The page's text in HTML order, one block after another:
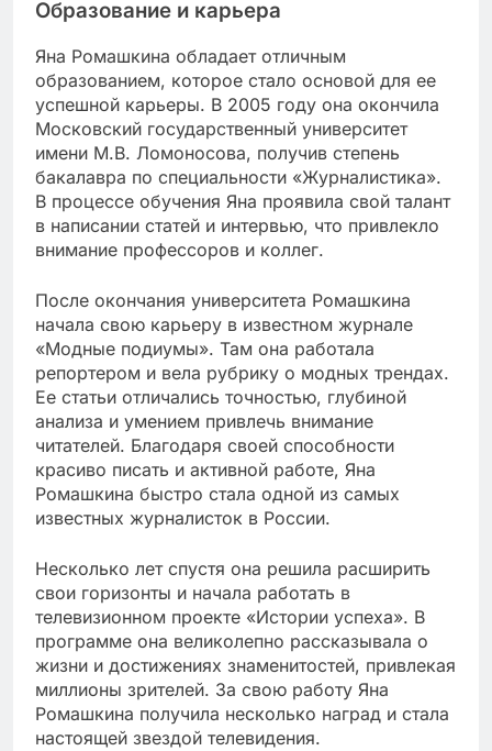
Образование и карьера
Яна Ромашкина обладает отличным
образованием, которое стало основой для ее
успешной карьеры. В 2005 году она окончила
Московский государственный университет
имени М.В. Ломоносова, получив степень
бакалавра по специальности «Журналистика».
В процессе обучения Яна проявила свой талант
в написании статей и интервью, что привлекло
внимание профессоров и коллег.
После окончания университета Ромашкина
начала свою карьеру в известном журнале
«Модные подиумы». Там она работала
репортером и вела рубрику о модных трендах.
Ее статьи отличались точностью, глубиной
анализа и умением привлечь внимание
читателей. Благодаря своей способности
красиво писать и активной работе, Яна
Ромашкина быстро стала одной из самых
известных журналисток в России.
Несколько лет спустя она решила расширить
свои горизонты и начала работать в
телевизионном проекте «Истории успеха». В
программе она великолепно рассказывала о
жизни и достижениях знаменитостей, привлекая
миллионы зрителей. За свою работу Яна
Ромашкина получила несколько наград и стала
настоящей звездой телевидения.